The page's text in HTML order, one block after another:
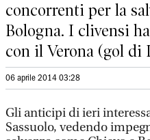
concorrenti per la
Bologna. I clivensi
con il Verona (gol di
06 aprile 2014 03:28
Gli anticipi di ieri
Sassuolo, vedendo